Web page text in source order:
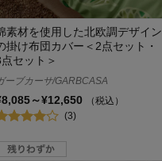
素材を使用した北欧調デザイン
掛け布団カバー＜2点セット・
セット＞
ーブカーサ/GARBCASA
～¥12,650
（税込）
(3)